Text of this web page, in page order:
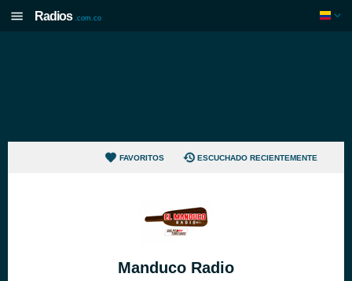
Radios .com.co
FAVORITOS ESCUCHADO RECIENTEMENTE
Manduco Radio